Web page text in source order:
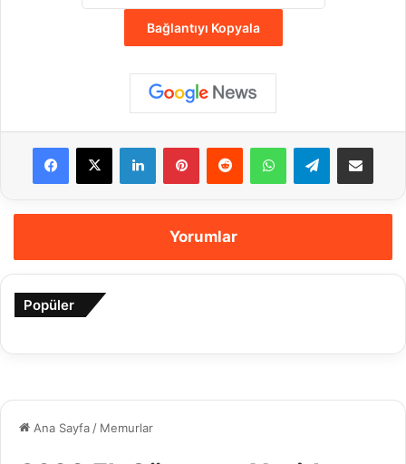
Bağlantıyı Kopyala
Facebook
X LinkedInPinterestReddit WhatsAppTelegramE-Posta ile
Yorumlar
Popüler